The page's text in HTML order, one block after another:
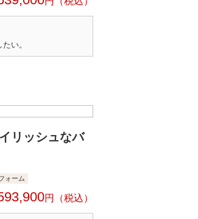
い。
リッシュなバ
ォーム
円